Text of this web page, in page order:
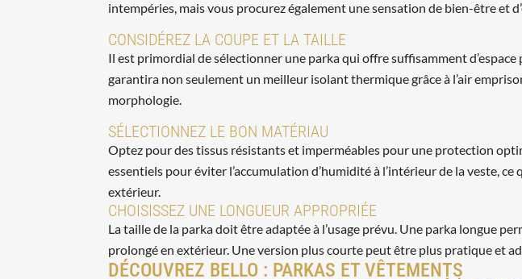
intempéries, mais vous procurez également une sensation de bien-être et
CONSIDÉREZ LA COUPE ET LA TAILLE
Il est primordial de sélectionner une parka qui offre suffisamment
garantira non seulement un meilleur isolant thermique grâce à l’air
morphologie.
SÉLECTIONNEZ LE BON MATÉRIAU
Optez pour des tissus résistants et imperméables pour une protection
essentiels pour éviter l’accumulation d’humidité à l’intérieur de la veste,
extérieur.
CHOISISSEZ UNE LONGUEUR APPROPRIÉE
La taille de la parka doit être adaptée à l’usage prévu. Une parka longue
prolongé en extérieur. Une version plus courte peut être plus pratique et
DÉCOUVREZ BELLO : PARKAS ET VÊTEMENTS